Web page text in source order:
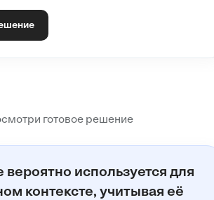
раздела, где используется
полиномами или рядами
шаров по ящикам
с такими индексами) — это задача
готовое решение
используется для
контексте, учитывая её